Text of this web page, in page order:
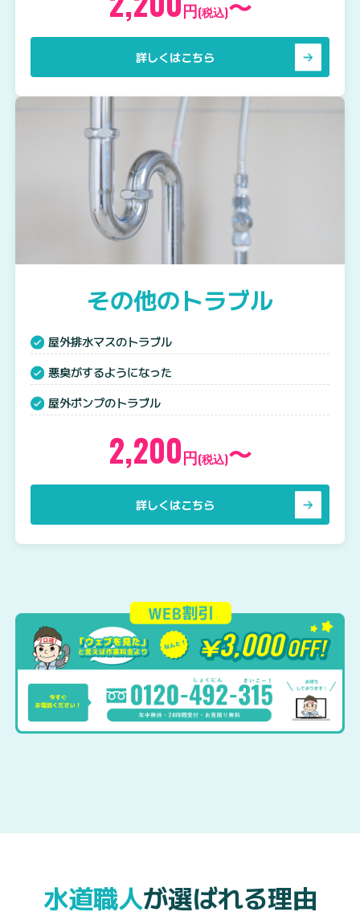
円(税込)
詳しくはこちら
その他のトラブル
屋外排水マスのトラブル
悪臭がするようになった
屋外ポンプのトラブル
2,200円(税込)〜
詳しくはこちら
水道職人が選ばれる理由